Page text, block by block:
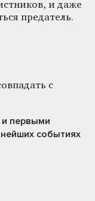
и даже
предатель.
с
и первыми
событиях